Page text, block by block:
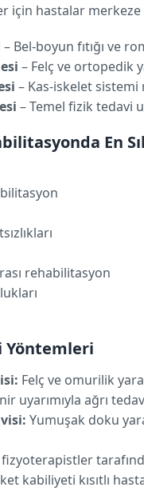
için hastalar
– Bel-boyun fıtığı ve
– Felç ve ortopedik
– Kas-iskelet sistemi
– Temel fizik tedavi
En
rehabilitasyon
Yöntemleri
Felç ve omurilik
uyarımıyla ağrı
Yumuşak doku
kabiliyeti kısıtlı